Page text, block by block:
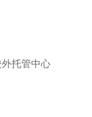
托管中心